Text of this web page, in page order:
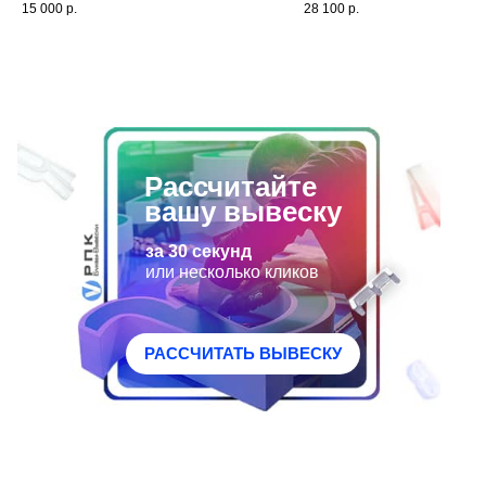
виже короба с инкрустацией.
15 000 р.
осуществлялись нашими
28 100 р.
Рассчитайте
вашу вывеску
за 30 секунд
или несколько кликов
РАССЧИТАТЬ ВЫВЕСКУ